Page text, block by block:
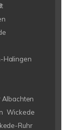
Halingen
Albachten
Wickede
Ruhr